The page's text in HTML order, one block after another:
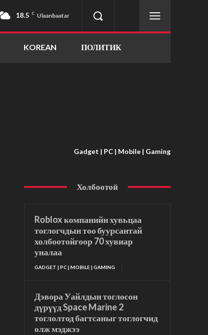
18.5 C Ulaanbaatar
KOREAN ПОЛИТИК
Gadget | PC | Mobile | Gaming
Холбоотой
Roblox компанийн хувьцаа
тоглогчдын тоо буурсантай
холбоотойгоор 70 хувиар
уналаа
GADGET | PC | MOBILE | GAMING
Дэвора Уайлдын тоглосон
дүрүүд Space Marine 2
тоглолтод багтсаныг тоглогчид
олж мэджээ